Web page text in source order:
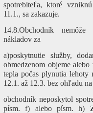
spotrebiteľa, ktoré
11.1., sa zakazuje.
14.8.Obchodník
nákladov za
a)poskytnutie služby,
obmedzenom objeme
tepla počas plynutia
12.1. až 12.3. bez ohľadu
obchodník neposkytol
písm. f) alebo písm. h)